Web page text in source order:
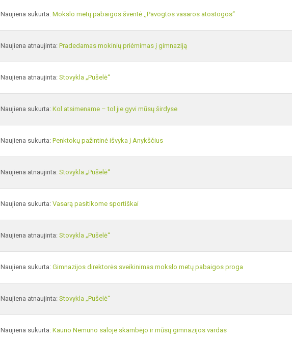
Naujiena sukurta: Mokslo metų pabaigos šventė ,,Pavogtos vasaros atostogos“
Naujiena atnaujinta: Pradedamas mokinių priėmimas į gimnaziją
Naujiena atnaujinta: Stovykla „Pušelė“
Naujiena sukurta: Kol atsimename – tol jie gyvi mūsų širdyse
Naujiena sukurta: Penktokų pažintinė išvyka į Anykščius
Naujiena atnaujinta: Stovykla „Pušelė“
Naujiena sukurta: Vasarą pasitikome sportiškai
Naujiena atnaujinta: Stovykla „Pušelė“
Naujiena sukurta: Gimnazijos direktorės sveikinimas mokslo metų pabaigos proga
Naujiena atnaujinta: Stovykla „Pušelė“
Naujiena sukurta: Kauno Nemuno saloje skambėjo ir mūsų gimnazijos vardas